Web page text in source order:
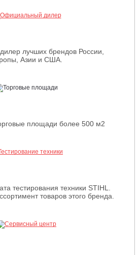
лучших брендов России,
Азии и США.
площади более 500 м2
тестирования техники STIHL.
товаров этого бренда.